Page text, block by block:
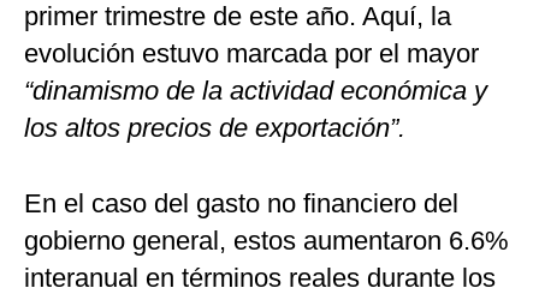
primer trimestre de este año. Aquí, la
evolución estuvo marcada por el mayor
“dinamismo de la actividad económica y
los altos precios de exportación”.
En el caso del gasto no financiero del
gobierno general, estos aumentaron 6.6%
interanual en términos reales durante los